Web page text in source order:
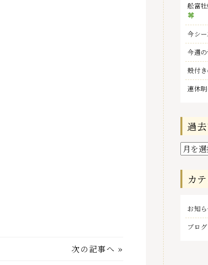
次の記事へ »
舩富
今シ
今週
殻付
連休
過
過
去
記
事カ
お知
ブログ